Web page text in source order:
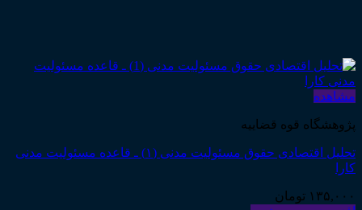
مشاهده
پژوهشگاه قوه قضاییه
تحلیل اقتصادی حقوق مسئولیت مدنی (۱) ـ قاعده مسئولیت مدنی
کارا
۱۳۵,۰۰۰ تومان